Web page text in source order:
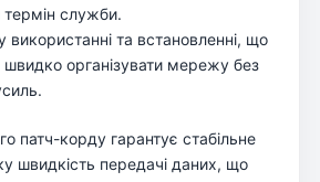
термін служби.
використанні та встановленні, що
швидко організувати мережу без
патч-корду гарантує стабільне
швидкість передачі даних, що